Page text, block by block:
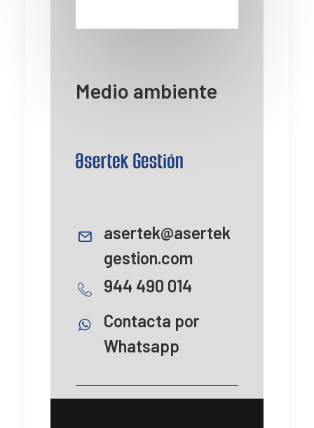
Medio ambiente
asertek@asertek
gestion.com
944 490 014
Contacta por
Whatsapp